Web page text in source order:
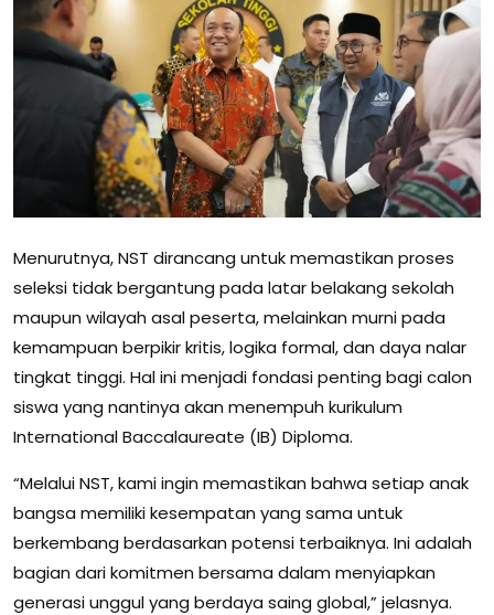
Menurutnya, NST dirancang untuk memastikan proses
seleksi tidak bergantung pada latar belakang sekolah
maupun wilayah asal peserta, melainkan murni pada
kemampuan berpikir kritis, logika formal, dan daya nalar
tingkat tinggi. Hal ini menjadi fondasi penting bagi calon
siswa yang nantinya akan menempuh kurikulum
International Baccalaureate (IB) Diploma.
“Melalui NST, kami ingin memastikan bahwa setiap anak
bangsa memiliki kesempatan yang sama untuk
berkembang berdasarkan potensi terbaiknya. Ini adalah
bagian dari komitmen bersama dalam menyiapkan
generasi unggul yang berdaya saing global,” jelasnya.